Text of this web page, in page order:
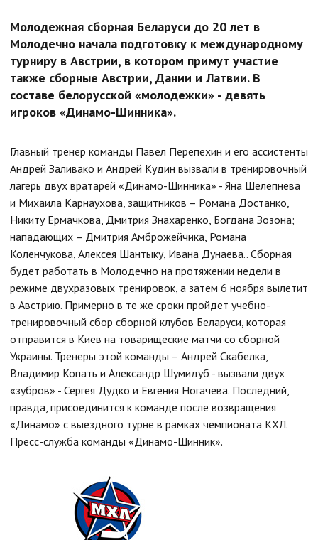
Молодежная сборная Беларуси до 20 лет в
Молодечно начала подготовку к международному
турниру в Австрии, в котором примут участие
также сборные Австрии, Дании и Латвии. В
составе белорусской «молодежки» - девять
игроков «Динамо-Шинника».
Главный тренер команды Павел Перепехин и его ассистенты
Андрей Заливако и Андрей Кудин вызвали в тренировочный
лагерь двух вратарей «Динамо-Шинника» - Яна Шелепнева
и Михаила Карнаухова, защитников – Романа Достанко,
Никиту Ермачкова, Дмитрия Знахаренко, Богдана Зозона;
нападающих – Дмитрия Амброжейчика, Романа
Коленчукова, Алексея Шантыку, Ивана Дунаева.. Сборная
будет работать в Молодечно на протяжении недели в
режиме двухразовых тренировок, а затем 6 ноября вылетит
в Австрию. Примерно в те же сроки пройдет учебно-
тренировочный сбор сборной клубов Беларуси, которая
отправится в Киев на товарищеские матчи со сборной
Украины. Тренеры этой команды – Андрей Скабелка,
Владимир Копать и Александр Шумидуб - вызвали двух
«зубров» - Сергея Дудко и Евгения Ногачева. Последний,
правда, присоединится к команде после возвращения
«Динамо» с выездного турне в рамках чемпионата КХЛ.
Пресс-служба команды «Динамо-Шинник».